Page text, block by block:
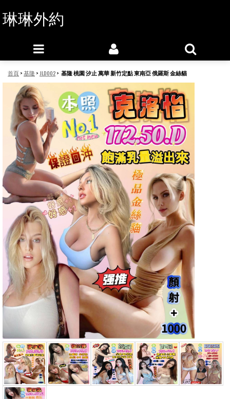
琳琳外約
首頁>基隆> JLD002> 基隆 桃園 汐止 萬華 新竹定點 東南亞 俄羅斯 金絲貓